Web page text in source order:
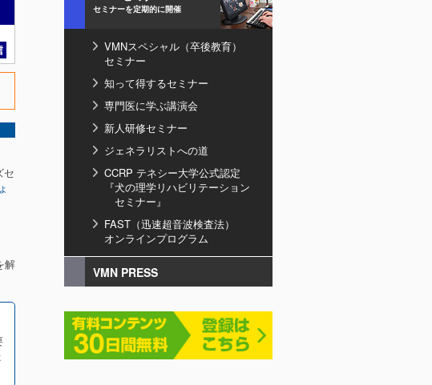
セミナーを定期的に開催
VMNスペシャル（卒後教育）
セミナー
知って得するセミナー
専門医に学ぶ講演会
新人研修セミナー
ジェネラリストへの道
CCRP テネシー大学公式認定
『犬の理学リハビリテーション
セミナー』
FAST（迅速超音波検査法）
オンラインプログラム
VMN PRESS
セ
解